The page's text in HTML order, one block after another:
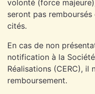
volonté (force
seront pas
cités.
En cas de non
notification à la
Réalisations (CERC), il
remboursement.